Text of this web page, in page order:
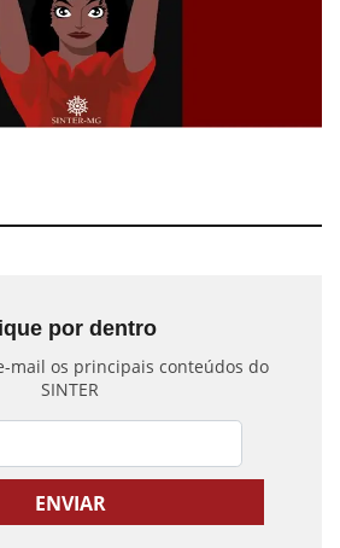
por dentro
mail os principais conteúdos do
SINTER